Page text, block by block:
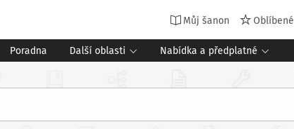
Můj šanon Oblíbené
Poradna Další oblasti Nabídka a předplatné